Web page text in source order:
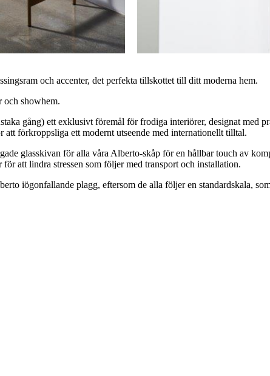
och accenter, det perfekta tillskottet till ditt moderna hem.
showhem.
gång) ett exklusivt föremål för frodiga interiörer, designat
förkroppsliga ett modernt utseende med internationellt tilltal.
glasskivan för alla våra Alberto-skåp för en hållbar touch av
att lindra stressen som följer med transport och installation.
iögonfallande plagg, eftersom de alla följer en standardskala,